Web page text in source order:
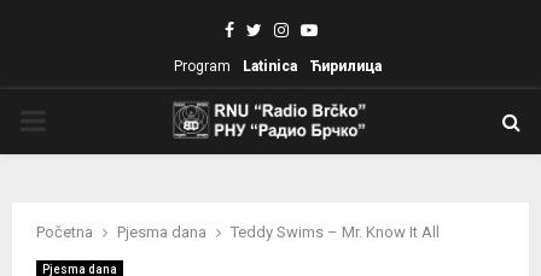
Facebook
TwitterInstagram
Youtube
Program Latinica Ћирилица
Početna Pjesma dana Teddy Swims – Mr. Know It All
Pjesma dana